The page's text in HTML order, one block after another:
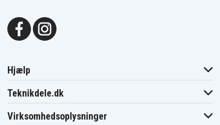
Hjælp
Teknikdele.dk
Virksomhedsoplysninger